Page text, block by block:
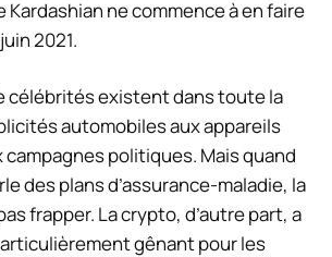
Kardashian ne commence à en faire
2021.
célébrités existent dans toute la
automobiles aux appareils
campagnes politiques. Mais quand
des plans d’assurance-maladie, la
frapper. La crypto, d’autre part, a
gênant pour les